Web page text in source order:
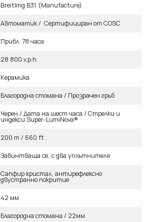
Breitling B31 (Manufacture)
Автоматик / Сертифициран от COSC
Прибл. 78 часа
28 800 v.p.h
Керамика
Благородна стомана / Прозрачен гръб
Черен / Дата на шест часа / Стрелки и
индекси Super-LumiNova®
200 m / 660 ft
Завинтваща се, с два уплътнителя
Сапфир кристал, антирефлексно
двустранно покритие
42 мм
Благородна стомана / 22мм